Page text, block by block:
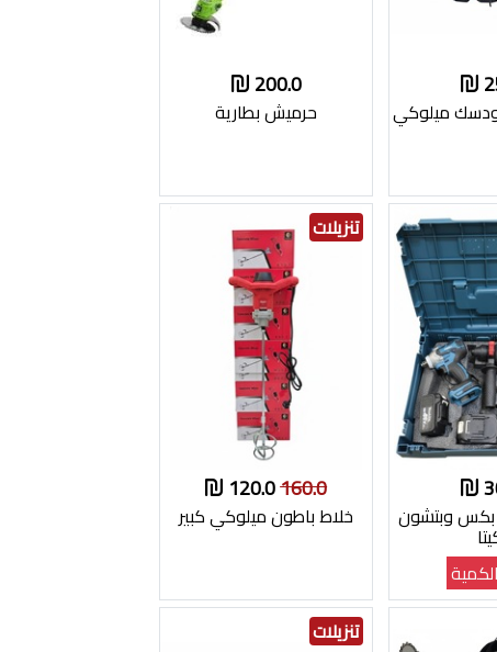
ميلوكي
200.0
حرميش بطارية
وبتشون
تنزيلات
160.0
120.0
خلاط باطون ميلوكي كبير
تنزيلات